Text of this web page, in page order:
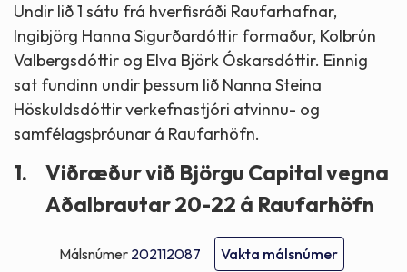
Undir lið 1 sátu frá hverfisráði Raufarhafnar,
Ingibjörg Hanna Sigurðardóttir formaður, Kolbrún
Valbergsdóttir og Elva Björk Óskarsdóttir. Einnig
sat fundinn undir þessum lið Nanna Steina
Höskuldsdóttir verkefnastjóri atvinnu- og
samfélagsþróunar á Raufarhöfn.
1.
Viðræður við Björgu Capital vegna
Aðalbrautar 20-22 á Raufarhöfn
Málsnúmer 202112087 Vakta málsnúmer